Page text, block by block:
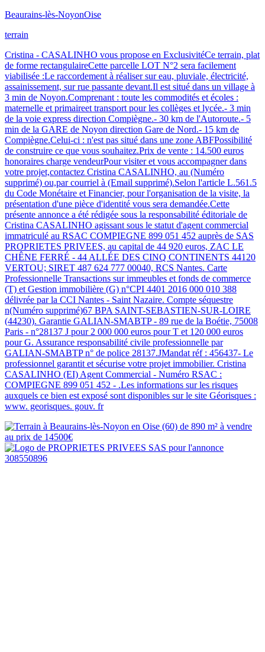
Beaurains-lès-NoyonOise
terrain
Cristina - CASALINHO vous propose en ExclusivitéCe terrain, plat
de forme rectangulaireCette parcelle LOT N°2 sera facilement
viabilisée :Le raccordement à réaliser sur eau, pluviale, électricité,
assainissement, sur rue passante devant.Il est situé dans un village à
3 min de Noyon.Comprenant : toute les commodités et écoles :
maternelle et primaireet transport pour les collèges et lycée.- 3 min
de la voie express direction Compiègne.- 30 km de l'Autoroute.- 5
min de la GARE de Noyon direction Gare de Nord.- 15 km de
Compiègne.Celui-ci : n'est pas situé dans une zone ABFPossibilité
de construire ce que vous souhaitez.Prix de vente : 14.500 euros
honoraires charge vendeurPour visiter et vous accompagner dans
votre projet,contactez Cristina CASALINHO, au (Numéro
supprimé) ou,par courriel à (Email supprimé).Selon l'article L.561.5
du Code Monétaire et Financier, pour l'organisation de la visite, la
présentation d'une pièce d'identité vous sera demandée.Cette
présente annonce a été rédigée sous la responsabilité éditoriale de
Cristina CASALINHO agissant sous le statut d'agent commercial
immatriculé au RSAC COMPIEGNE 899 051 452 auprès de SAS
PROPRIETES PRIVEES, au capital de 44 920 euros, ZAC LE
CHÊNE FERRÉ - 44 ALLÉE DES CINQ CONTINENTS 44120
VERTOU; SIRET 487 624 777 00040, RCS Nantes. Carte
Professionnelle Transactions sur immeubles et fonds de commerce
(T) et Gestion immobilière (G) n°CPI 4401 2016 000 010 388
délivrée par la CCI Nantes - Saint Nazaire. Compte séquestre
n(Numéro supprimé)67 BPA SAINT-SEBASTIEN-SUR-LOIRE
(44230). Garantie GALIAN-SMABTP - 89 rue de la Boétie, 75008
Paris - n°28137 J pour 2 000 000 euros pour T et 120 000 euros
pour G. Assurance responsabilité civile professionnelle par
GALIAN-SMABTP n° de police 28137.JMandat réf : 456437- Le
professionnel garantit et sécurise votre projet immobilier. Cristina
CASALINHO (EI) Agent Commercial - Numéro RSAC :
COMPIEGNE 899 051 452 - .Les informations sur les risques
auxquels ce bien est exposé sont disponibles sur le site Géorisques :
www. georisques. gouv. fr